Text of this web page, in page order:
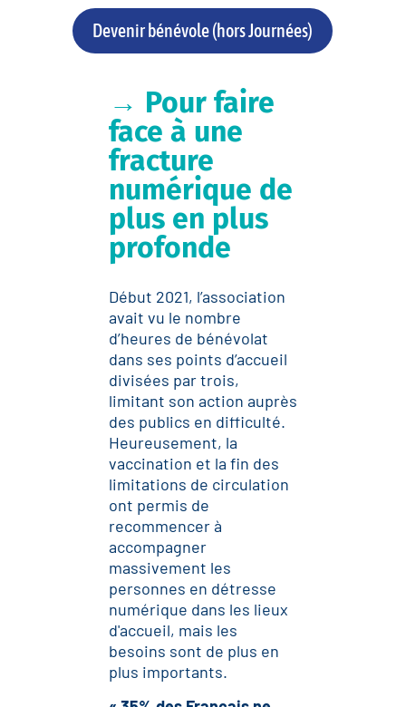
Devenir bénévole (hors Journées)
→ Pour faire
face à une
fracture
numérique de
plus en plus
profonde
Début 2021, l’association
avait vu le nombre
d’heures de bénévolat
dans ses points d’accueil
divisées par trois,
limitant son action auprès
des publics en difficulté.
Heureusement, la
vaccination et la fin des
limitations de circulation
ont permis de
recommencer à
accompagner
massivement les
personnes en détresse
numérique dans les lieux
d'accueil, mais les
besoins sont de plus en
plus importants.